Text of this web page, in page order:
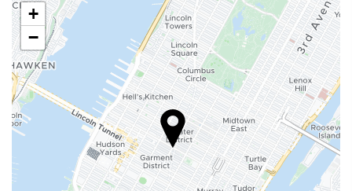
Restaurante a la carta
Bar
Cafetera en zonas comunes
Servicios de recepción
Recepción 24 horas
Guardaequipaje
+
−